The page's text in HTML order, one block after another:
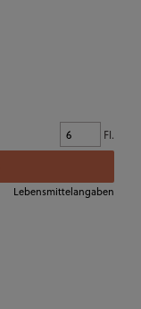
Fl.
Lebensmittelangaben